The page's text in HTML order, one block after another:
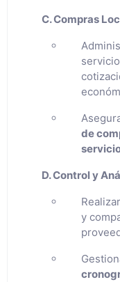
C. Compras
de
D. Control y
Realizar
y